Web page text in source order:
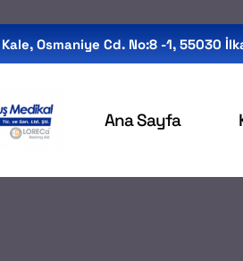
Kale, Osmaniye Cd. No:8 -1, 55030
Ana Sayfa